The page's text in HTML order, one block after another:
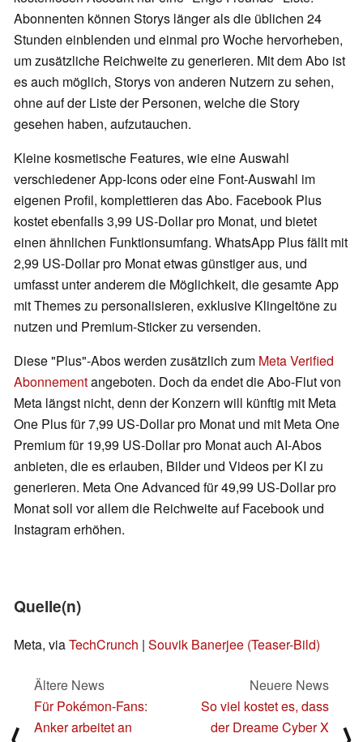
Abonnenten können Storys länger als die üblichen 24
Stunden einblenden und einmal pro Woche hervorheben,
um zusätzliche Reichweite zu generieren. Mit dem Abo ist
es auch möglich, Storys von anderen Nutzern zu sehen,
ohne auf der Liste der Personen, welche die Story
gesehen haben, aufzutauchen.
Kleine kosmetische Features, wie eine Auswahl
verschiedener App-Icons oder eine Font-Auswahl im
eigenen Profil, komplettieren das Abo. Facebook Plus
kostet ebenfalls 3,99 US-Dollar pro Monat, und bietet
einen ähnlichen Funktionsumfang. WhatsApp Plus fällt mit
2,99 US-Dollar pro Monat etwas günstiger aus, und
umfasst unter anderem die Möglichkeit, die gesamte App
mit Themes zu personalisieren, exklusive Klingeltöne zu
nutzen und Premium-Sticker zu versenden.
Diese "Plus"-Abos werden zusätzlich zum Meta Verified
Abonnementangeboten. Doch da endet die Abo-Flut von
Meta längst nicht, denn der Konzern will künftig mit Meta
One Plus für 7,99 US-Dollar pro Monat und mit Meta One
Premium für 19,99 US-Dollar pro Monat auch AI-Abos
anbieten, die es erlauben, Bilder und Videos per KI zu
generieren. Meta One Advanced für 49,99 US-Dollar pro
Monat soll vor allem die Reichweite auf Facebook und
Instagram erhöhen.
Quelle(n)
Meta, viaTechCrunch | Souvik Banerjee (Teaser-Bild)
Ältere News
Für Pokémon-Fans:
Anker arbeitet an
Neuere News
So viel kostet es, dass
der Dreame Cyber X